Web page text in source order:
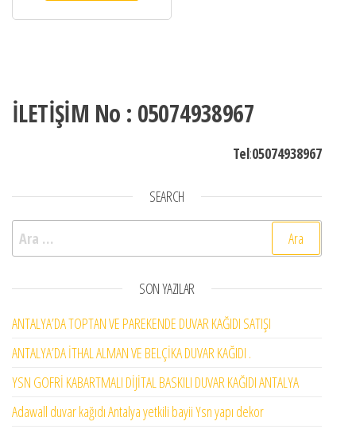
İLETİŞİM No : 05074938967
Tel:05074938967
SEARCH
Arama:
SON YAZILAR
ANTALYA’DA TOPTAN VE PAREKENDE DUVAR KAĞIDI SATIŞI
ANTALYA’DA İTHAL ALMAN VE BELÇİKA DUVAR KAĞIDI .
YSN GOFRİ KABARTMALI DİJİTAL BASKILI DUVAR KAĞIDI ANTALYA
Adawall duvar kağıdı Antalya yetkili bayii Ysn yapı dekor